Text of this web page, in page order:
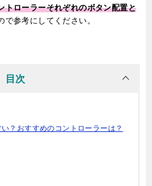
トローラーそれぞれのボタン配置と
で参考にしてください。
目次
？おすすめのコントローラーは？